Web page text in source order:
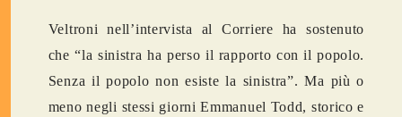
Veltroni nell’intervista al Corriere ha sostenuto
che “la sinistra ha perso il rapporto con il popolo.
Senza il popolo non esiste la sinistra”. Ma più o
meno negli stessi giorni Emmanuel Todd, storico e